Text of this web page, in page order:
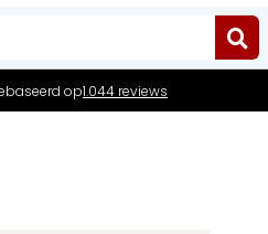
op1.044 reviews